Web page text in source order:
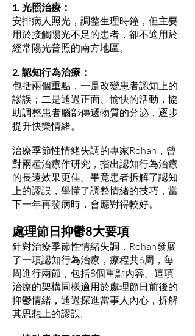
1. 光照治療：
安排病人照光，調整生理時鐘，但主要
用於接觸陽光不足的患者，卻不適用於
經常陽光普照的南方地區。
2. 認知行為治療：
包括兩個重點，一是改變患者認知上的
謬誤；二是通過正面、愉快的活動，協
助調整患者腦部傳遞物質的分泌，逐步
提升快樂情緒。
治療季節性情緒失調的專家Rohan，曾
對兩種治療作研究，指出認知行為治療
的長遠效果更佳。畢竟患者拆解了認知
上的謬誤，學懂了調整情緒的技巧，當
下一年再發病時，會應對得較好。
處理節日抑鬱8大要項
針對治療季節性情緒失調，Rohan發展
了一項認知行為治療，療程共6周，每
周進行兩節，包括8個重點內容。這項
治療的架構同樣適用於處理節日前後的
抑鬱情緒，通過探進當事人內心，拆解
其思想上的謬誤。